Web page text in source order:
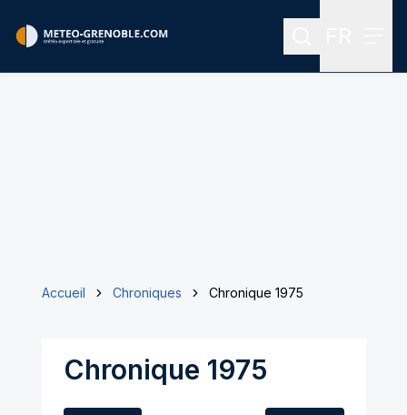
Rechercher
Accueil Chroniques Chronique 1975
Chronique 1975